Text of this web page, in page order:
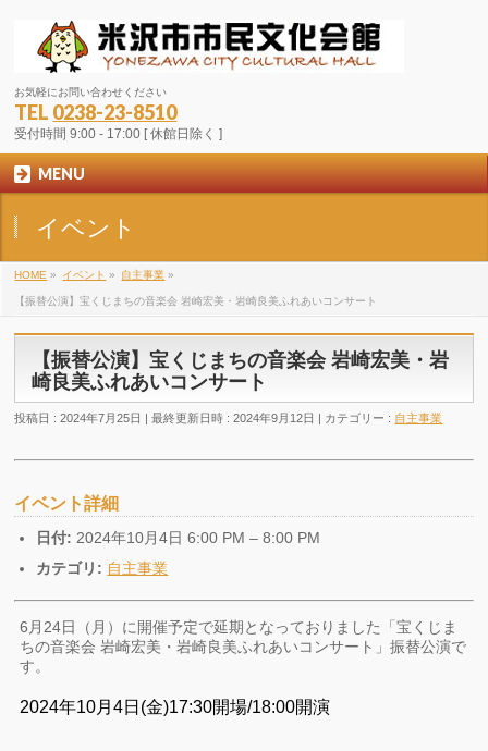
お気軽にお問い合わせください
TEL 0238-23-8510
受付時間 9:00 - 17:00 [ 休館日除く ]
MENU
イベント
HOME » イベント » 自主事業 »
【振替公演】宝くじまちの音楽会 岩崎宏美・岩崎良美ふれあいコンサート
【振替公演】宝くじまちの音楽会 岩崎宏美・岩
崎良美ふれあいコンサート
投稿日 : 2024年7月25日 最終更新日時 : 2024年9月12日 カテゴリー : 自主事業
イベント詳細
日付: 2024年10月4日 6:00 PM –8:00 PM
カテゴリ: 自主事業
6月24日（月）に開催予定で延期となっておりました「宝くじま
ちの音楽会 岩崎宏美・岩崎良美ふれあいコンサート」振替公演で
す。
2024年10月4日(金)17:30開場/18:00開演